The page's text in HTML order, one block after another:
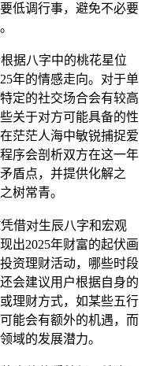
低调行事，避免不必要
据八字中的桃花星位
年的情感走向。对于单
定的社交场合会有较高
关于对方可能具备的性
茫茫人海中敏锐捕捉爱
序会剖析双方在这一年
盾点，并提供化解之
树常青。
借对生辰八字和宏观
出2025年财富的起伏画
资理财活动，哪些时段
会建议用户根据自身的
理财方式，如某些五行
能会有额外的机遇，而
域的发展潜力。